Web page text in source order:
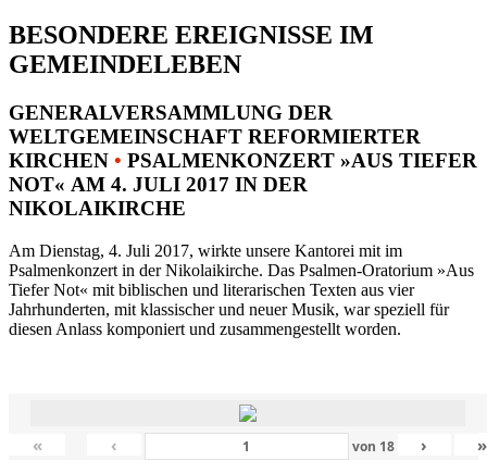
BESONDERE EREIGNISSE IM
GEMEINDELEBEN
GENERALVERSAMMLUNG DER
WELTGEMEINSCHAFT REFORMIERTER
KIRCHEN • PSALMENKONZERT »AUS TIEFER
NOT« AM 4. JULI 2017 IN DER
NIKOLAIKIRCHE
Am Dienstag, 4. Juli 2017, wirkte unsere Kantorei mit im
Psalmenkonzert in der Nikolaikirche. Das Psalmen-Oratorium »Aus
Tiefer Not« mit biblischen und literarischen Texten aus vier
Jahrhunderten, mit klassischer und neuer Musik, war speziell für
diesen Anlass komponiert und zusammengestellt worden.
« ‹ von 18 › »